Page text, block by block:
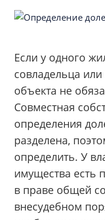
Если у одного
совладельца
объекта не
Совместная
определения
разделена,
определить. У
имущества есть
в праве общей
внесудебном